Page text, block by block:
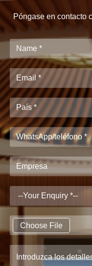
Póngase en contacto
Choose File